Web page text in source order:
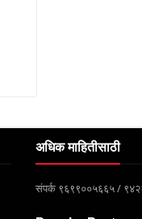
अधिक माहितीसाठी
संपर्क ९६९९००५६६५ /